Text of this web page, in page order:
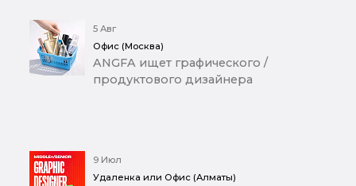
5 Авг
Офис (Москва)
ANGFA ищет графического /
продуктового дизайнера
9 Июл
Удаленка или Офис (Алматы)